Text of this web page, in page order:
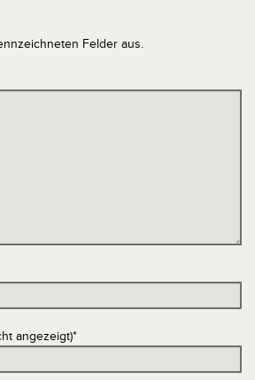
Felder aus.
angezeigt)*